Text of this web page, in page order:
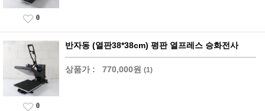
0
반자동 (열판38*38cm) 평판 열프레스 승화전사
상품가 : 770,000원 (1)
0